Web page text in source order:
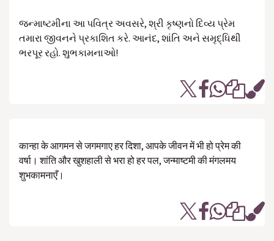
જન્માષ્ટમીના આ પવિત્ર અવસરે, શ્રી કૃષ્ણનો દિવ્ય પ્રેમ
તમારા જીવનને પ્રકાશિત કરે. આનંદ, શાંતિ અને સમૃદ્ધિથી
ભરપૂર રહો. શુભકામનાઓ!
कान्हा के आगमन से जगमगाए हर दिशा, आपके जीवन में भी हो प्रेम की
वर्षा। शांति और खुशहाली से भरा हो हर पल, जन्माष्टमी की मंगलमय
शुभकामनाएँ।